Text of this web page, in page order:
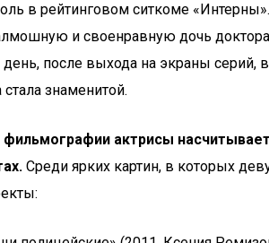
в рейтинговом ситкоме
и своенравную дочь
после выхода на экраны серий,
стала знаменитой.
фильмографии актрисы
Среди ярких картин, в которых